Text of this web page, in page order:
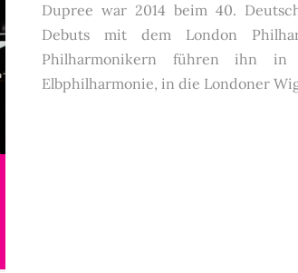
Dupree war 2014 beim 40.
Debuts mit dem London
Philharmonikern führen ihn in
Elbphilharmonie, in die Londoner